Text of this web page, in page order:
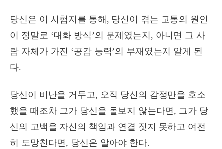
당신은 이 시험지를 통해, 당신이 겪는 고통의 원인
이 정말로 ‘대화 방식’의 문제였는지, 아니면 그 사
람 자체가 가진 ‘공감 능력’의 부재였는지 알게 된
다.
당신이 비난을 거두고, 오직 당신의 감정만을 호소
했을 때조차 그가 당신을 돌보지 않는다면, 그가 당
신의 고백을 자신의 책임과 연결 짓지 못하고 여전
히 도망친다면, 당신은 알아야 한다.